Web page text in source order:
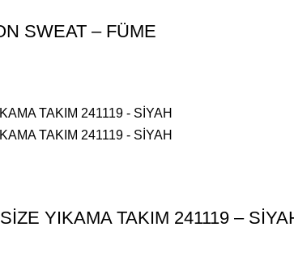
SWEAT – FÜME
YIKAMA TAKIM 241119 –